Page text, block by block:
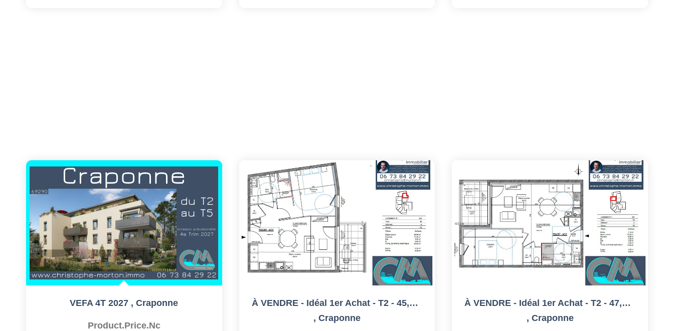
VEFA 4T 2027 ,Craponne
Product.price.nc
À VENDRE - Idéal 1er Achat - T2 - 45,65m² - 69290 Craponne
, Craponne
À VENDRE - Idéal 1er Achat - T2 - 47,95m² - 69290 Craponne
, Craponne